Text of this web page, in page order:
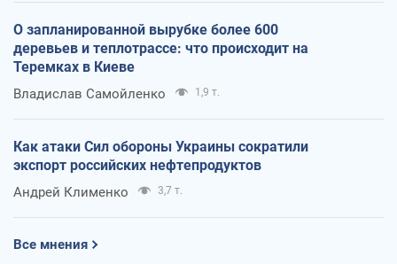
О запланированной вырубке более 600
деревьев и теплотрассе: что происходит на
Теремках в Киеве
Владислав Самойленко 1,9 т.
Как атаки Сил обороны Украины сократили
экспорт российских нефтепродуктов
Андрей Клименко 3,7 т.
Все мнения